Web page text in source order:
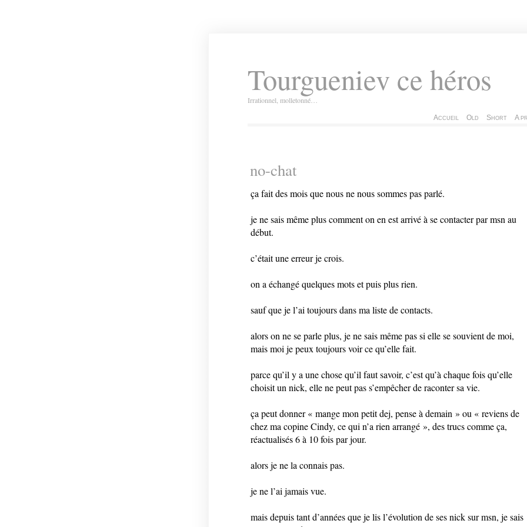
Tourgueniev ce héros
Irrationnel, molletonné…
Accueil Old Short A
no-chat
ça fait des mois que nous ne nous sommes pas parlé.
je ne sais même plus comment on en est arrivé à se contacter par msn au
début.
c’était une erreur je crois.
on a échangé quelques mots et puis plus rien.
sauf que je l’ai toujours dans ma liste de contacts.
alors on ne se parle plus, je ne sais même pas si elle se souvient de moi,
mais moi je peux toujours voir ce qu’elle fait.
parce qu’il y a une chose qu’il faut savoir, c’est qu’à chaque fois qu’elle
choisit un nick, elle ne peut pas s’empêcher de raconter sa vie.
ça peut donner « mange mon petit dej, pense à demain » ou « reviens de
chez ma copine Cindy, ce qui n’a rien arrangé », des trucs comme ça,
réactualisés 6 à 10 fois par jour.
alors je ne la connais pas.
je ne l’ai jamais vue.
mais depuis tant d’années que je lis l’évolution de ses nick sur msn, je sais